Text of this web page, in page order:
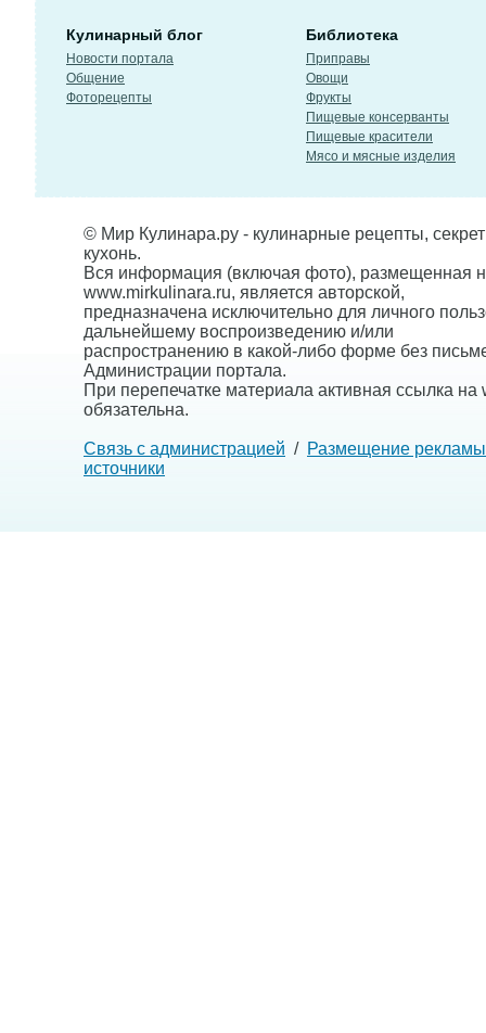
Кулинарный блог
Новости портала
Общение
Фоторецепты
Библиотека
Приправы
Овощи
Фрукты
Пищевые консерванты
Пищевые красители
Мясо и мясные изделия
© Мир Кулинара.ру - кулинарные рецепты,
кухонь.
Вся информация (включая фото), размещенная
www.mirkulinara.ru, является авторской,
предназначена исключительно для личного
дальнейшему воспроизведению и/или
распространению в какой-либо форме без
Администрации портала.
При перепечатке материала активная ссылка на
обязательна.
Связь с администрацией / Размещение рекламы
источники